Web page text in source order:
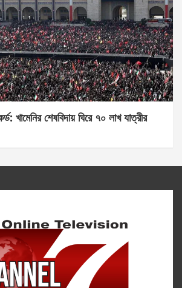
খামেনির শেষবিদায় ঘিরে ৭০ লাখ যাত্রীর